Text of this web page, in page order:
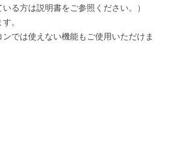
る方は説明書をご参照ください。）
。
ンでは使えない機能もご使用いただけま